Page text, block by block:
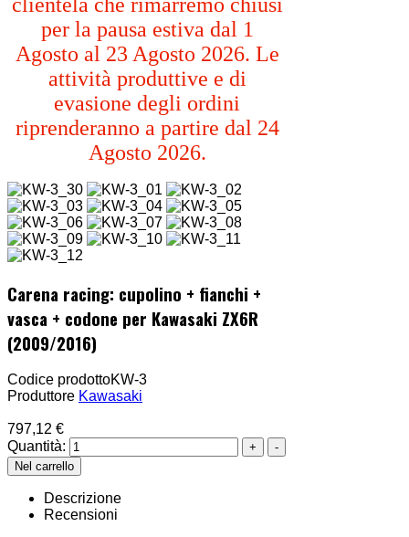
per la pausa estiva dal 1
Agosto al 23 Agosto 2026. Le
attività produttive e di
evasione degli ordini
riprenderanno a partire dal 24
Agosto 2026.
Carena racing: cupolino + fianchi +
vasca + codone per Kawasaki ZX6R
(2009/2016)
Codice prodottoKW-3
Produttore Kawasaki
797,12 €
Quantità:
Descrizione
Recensioni